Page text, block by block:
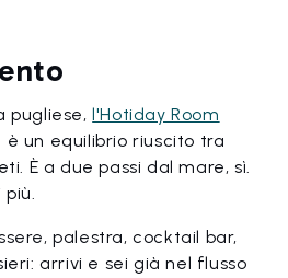
pugliese,l'Hotiday Room
è un equilibrio riuscito tra
È a due passi dal mare, sì.
palestra, cocktail bar,
arrivi e sei già nel flusso